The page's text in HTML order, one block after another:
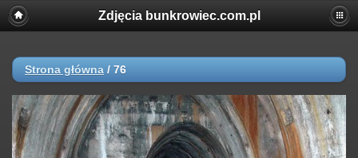
Zdjęcia bunkrowiec.com.pl
Strona główna / 76